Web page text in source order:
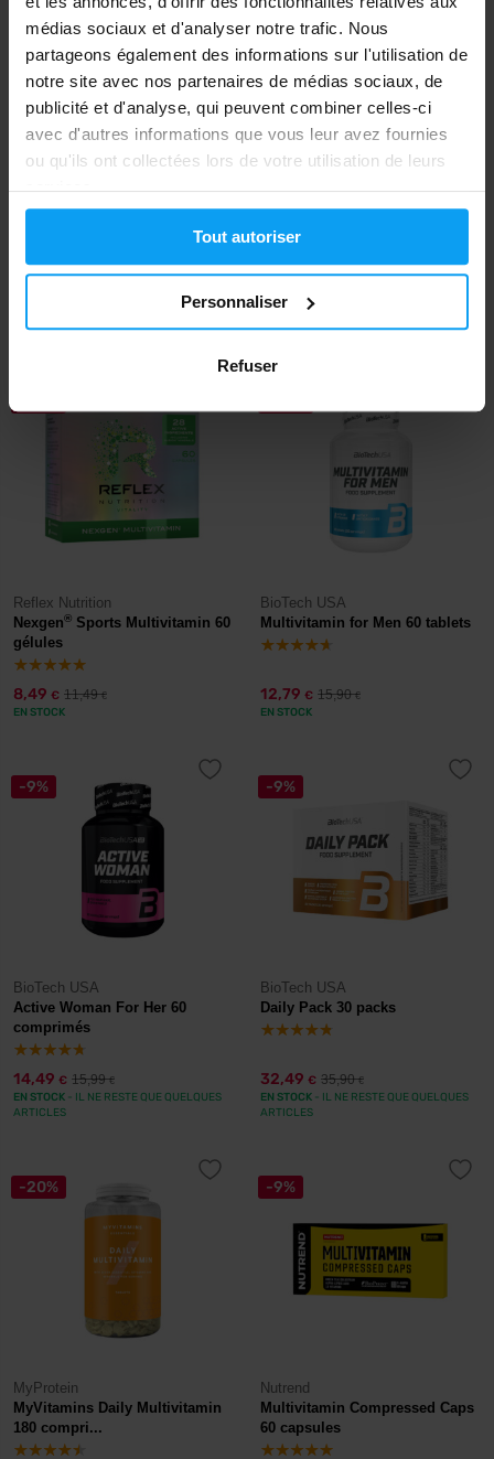
médias sociaux et d'analyser notre trafic. Nous
partageons également des informations sur l'utilisation de
notre site avec nos partenaires de médias sociaux, de
publicité et d'analyse, qui peuvent combiner celles-ci
avec d'autres informations que vous leur avez fournies
ou qu'ils ont collectées lors de votre utilisation de leurs
services.
Tout autoriser
Personnaliser
Refuser
tablets 20 tab...
EN STOCK
Mega Daily One 120 gélules
16,07 €
EN STOCK
Reflex Nutrition
Nexgen® Sports Multivitamin 60
gélules
8,49 € 11,49€
EN STOCK
BioTech USA
Multivitamin for Men 60 tablets
12,79 € 15,90€
EN STOCK
-9%
BioTech USA
Active Woman For Her 60
comprimés
14,49 € 15,99€
EN STOCK - IL NE RESTE QUE QUELQUES
ARTICLES
-9%
BioTech USA
Daily Pack 30 packs
32,49 € 35,90€
EN STOCK - IL NE RESTE QUE QUELQUES
ARTICLES
-20%
MyProtein
MyVitamins Daily Multivitamin
180 compri...
-9%
Nutrend
Multivitamin Compressed Caps
60 capsules